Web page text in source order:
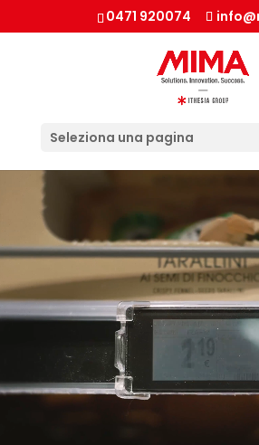
0471 920074
Seleziona una pagina